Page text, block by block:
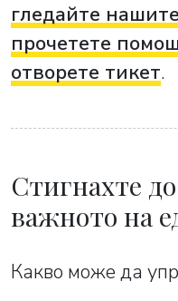
гледайте
прочетете
отворете тикет.
Стигнахте
важното на
Какво може да